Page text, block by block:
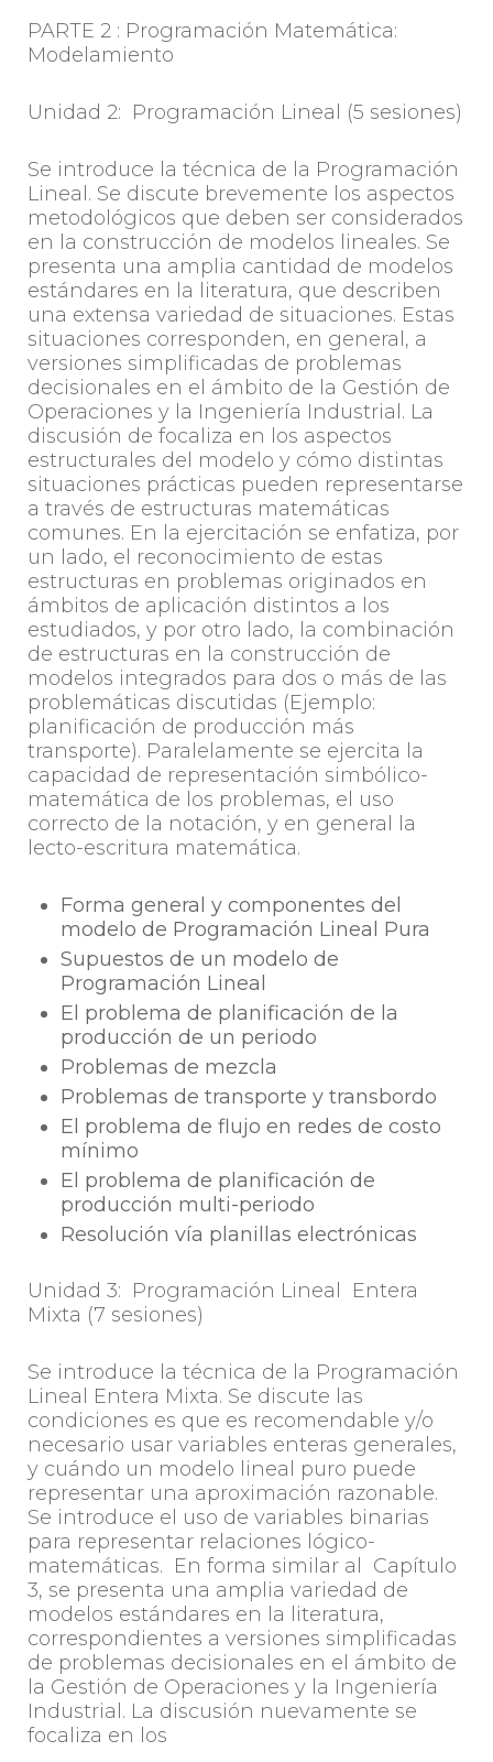
PARTE 2 : Programación Matemática:
Modelamiento
Unidad 2: Programación Lineal (5 sesiones)
Se introduce la técnica de la Programación
Lineal. Se discute brevemente los aspectos
metodológicos que deben ser considerados
en la construcción de modelos lineales. Se
presenta una amplia cantidad de modelos
estándares en la literatura, que describen
una extensa variedad de situaciones. Estas
situaciones corresponden, en general, a
versiones simplificadas de problemas
decisionales en el ámbito de la Gestión de
Operaciones y la Ingeniería Industrial. La
discusión de focaliza en los aspectos
estructurales del modelo y cómo distintas
situaciones prácticas pueden representarse
a través de estructuras matemáticas
comunes. En la ejercitación se enfatiza, por
un lado, el reconocimiento de estas
estructuras en problemas originados en
ámbitos de aplicación distintos a los
estudiados, y por otro lado, la combinación
de estructuras en la construcción de
modelos integrados para dos o más de las
problemáticas discutidas (Ejemplo:
planificación de producción más
transporte). Paralelamente se ejercita la
capacidad de representación simbólico-
matemática de los problemas, el uso
correcto de la notación, y en general la
lecto-escritura matemática.
Forma general y componentes del
modelo de Programación Lineal Pura
Supuestos de un modelo de
Programación Lineal
El problema de planificación de la
producción de un periodo
Problemas de mezcla
Problemas de transporte y transbordo
El problema de flujo en redes de costo
mínimo
El problema de planificación de
producción multi-periodo
Resolución vía planillas electrónicas
Unidad 3: Programación Lineal Entera
Mixta (7 sesiones)
Se introduce la técnica de la Programación
Lineal Entera Mixta. Se discute las
condiciones es que es recomendable y/o
necesario usar variables enteras generales,
y cuándo un modelo lineal puro puede
representar una aproximación razonable.
Se introduce el uso de variables binarias
para representar relaciones lógico-
matemáticas. En forma similar al Capítulo
3, se presenta una amplia variedad de
modelos estándares en la literatura,
correspondientes a versiones simplificadas
de problemas decisionales en el ámbito de
la Gestión de Operaciones y la Ingeniería
Industrial. La discusión nuevamente se
focaliza en los